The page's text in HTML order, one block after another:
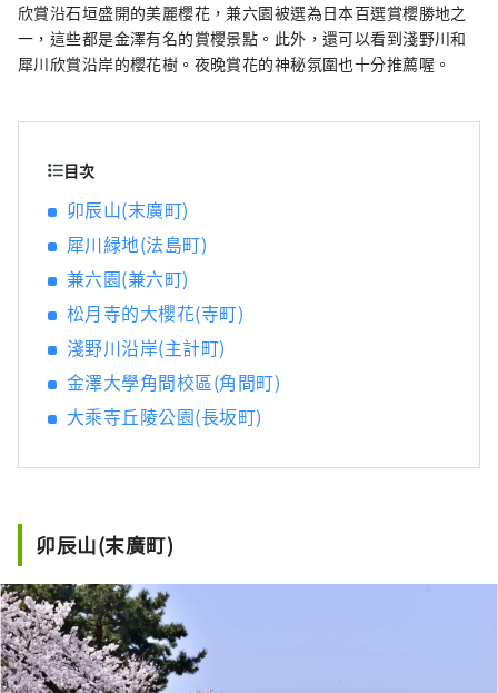
欣賞沿石垣盛開的美麗櫻花，兼六園被選為日本百選賞櫻勝地之
一，這些都是金澤有名的賞櫻景點。此外，還可以看到淺野川和
犀川欣賞沿岸的櫻花樹。夜晚賞花的神秘氛圍也十分推薦喔。
目次
卯辰山(末廣町)
犀川緑地(法島町)
兼六園(兼六町)
松月寺的大櫻花(寺町)
淺野川沿岸(主計町)
金澤大學角間校區(角間町)
大乘寺丘陵公園(長坂町)
卯辰山(末廣町)